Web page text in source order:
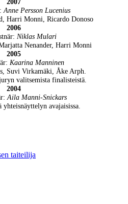
Anne Persson Lucenius
Harri Monni, Ricardo Donoso
2006
Niklas Mulari
Nenander, Harri Monni
2005
Kaarina Manninen
Suvi Virkamäki, Åke Arph.
valitsemista finalisteistä.
2004
Aila Manni-Snickars
yhteisnäyttelyn avajaisissa.
taiteilija